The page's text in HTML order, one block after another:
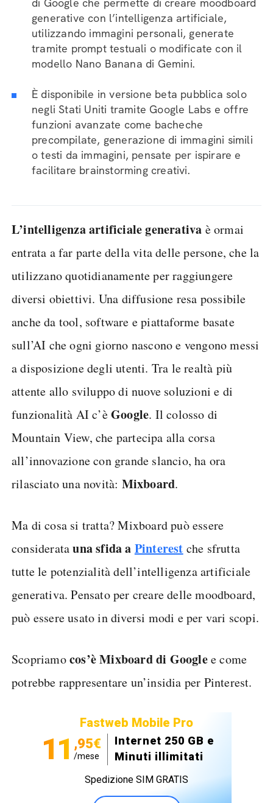
generative con l’intelligenza artificiale,
utilizzando immagini personali, generate
tramite prompt testuali o modificate con il
modello Nano Banana di Gemini.
È disponibile in versione beta pubblica solo
negli Stati Uniti tramite Google Labs e offre
funzioni avanzate come bacheche
precompilate, generazione di immagini simili
o testi da immagini, pensate per ispirare e
facilitare brainstorming creativi.
L’intelligenza artificiale generativa è ormai
entrata a far parte della vita delle persone, che la
utilizzano quotidianamente per raggiungere
diversi obiettivi. Una diffusione resa possibile
anche da tool, software e piattaforme basate
sull’AI che ogni giorno nascono e vengono messi
a disposizione degli utenti. Tra le realtà più
attente allo sviluppo di nuove soluzioni e di
funzionalità AI c’èGoogle. Il colosso di
Mountain View, che partecipa alla corsa
all’innovazione con grande slancio, ha ora
rilasciato una novità: Mixboard.
Ma di cosa si tratta? Mixboard può essere
consideratauna sfida a Pinterest che sfrutta
tutte le potenzialità dell’intelligenza artificiale
generativa. Pensato per creare delle moodboard,
può essere usato in diversi modi e per vari scopi.
Scopriamocos’è Mixboard di Googlee come
potrebbe rappresentare un’insidia per Pinterest.
Fastweb Mobile Pro
11 ,95€
/mese
Internet 250 GB e
Minuti illimitati
Spedizione SIM GRATIS